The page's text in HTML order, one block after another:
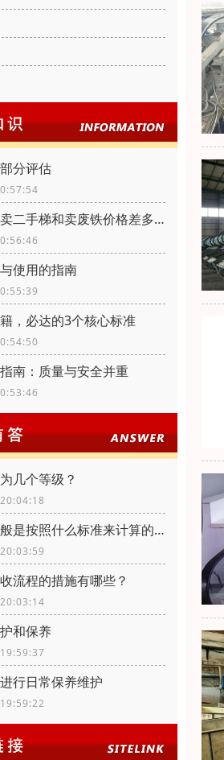
分评估
低层住宅电梯回收：卖二手梯和卖废铁价格差多少？
使用的指南
，必达的3个核心标准
南：质量与安全并重
几个等级？
冷藏柜的收购价格一般是按照什么标准来计算的？
流程的措施有哪些？
和保养
行日常保养维护